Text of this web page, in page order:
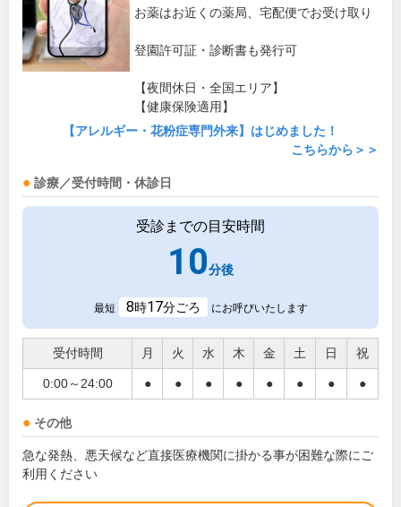
お薬はお近くの薬局、宅配便でお受け取り
登園許可証・診断書も発行可
【夜間休日・全国エリア】
【健康保険適用】
【アレルギー・花粉症専門外来】はじめました！
こちらから＞＞
診療／受付時間・休診日
受診までの目安時間
10分後
最短 8時17分ごろ にお呼びいたします
受付時間 月 火 水 木 金 土 日 祝
0:00～24:00 ● ● ● ● ● ● ● ●
その他
急な発熱、悪天候など直接医療機関に掛かる事が困難な際にご
利用ください